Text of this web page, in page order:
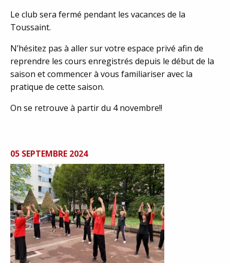
Le club sera fermé pendant les vacances de la
Toussaint.
N’hésitez pas à aller sur votre espace privé afin de
reprendre les cours enregistrés depuis le début de la
saison et commencer à vous familiariser avec la
pratique de cette saison.
On se retrouve à partir du 4 novembre!!
05 SEPTEMBRE 2024